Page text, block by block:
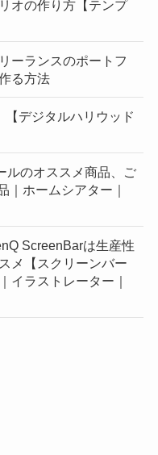
オの作り方【テンプ
ーランスのポートフ
る方法
デジタルハリウッド
ルのオススメ商品、ご
｜ホームシアター｜
ScreenBarは生産性
メ【スクリーンバー
イラストレーター｜